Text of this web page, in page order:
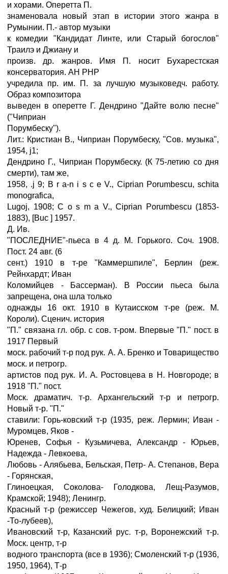
и хорами. Оперетта П.
знаменовала новый этап в истории этого жанра в
Румынии. П.- автор музыки
к комедии "Кандидат Линте, или Старый богослов"
Траилэ и Джиану и
произв. др. жанров. Имя П. носит Бухарестская
консерватория. АН РНР
учредила пр. им. П. за лучшую музыковедч. работу.
Образ композитора
выведен в оперетте Г. Дендрино "Дайте волю песне"
("Чиприан
Порумбеску").
Лит.: Кристиан В., Чиприан Порумбеску, "Сов. музыка",
1954, ј1;
Дендрино Г., Чиприан Порумбеску. (К 75-летию со дня
смерти), там же,
1958, .ј 9; В r a-n i s c e V., Ciprian Porumbescu, schita
monografica,
Lugoj, 1908; C o s m a V., Ciprian Porumbescu (1853-
1883), [Buc ] 1957.
Д. Ив.
"ПОСЛЕДНИЕ"-пьеса в 4 д. М. Горького. Соч. 1908.
Пост. 24 авг. (6
сент.) 1910 в т-ре "Каммершпиле", Берлин (реж.
Рейнхардт; Иван
Коломийцев - Бассерман). В России пьеса была
запрещена, она шла только
однажды 16 окт. 1910 в Кутаисском т-ре (реж. М.
Короли). Сценич. история
"П." связана гл. обр. с сов. т-ром. Впервые "П." пост. в
1917 Первый
моск. рабочий т-р под рук. А. А. Бренко и Товарищество
моск. и петрогр.
артистов под рук. И. А. Ростовцева в Н. Новгороде; в
1918 "П." пост.
Моск. драматич. т-р. Архангельский т-р и петрогр.
Новый т-р. "П."
ставили: Горь-ковский т-р (1935, реж. Лермин; Иван -
Муромцев, Яков -
Юренев, Софья - Кузьмичева, Александр - Юрьев,
Надежда - Левкоева,
Любовь - Алябьева, Бельская, Петр- А. Степанов, Вера
- Горянская,
Глиноецкая, Соколова- Голодкова, Лещ-Разумов,
Крамской; 1948); Ленингр.
Красный т-р (режиссер Чежегов, худ. Белицкий; Иван
-То-лубеев),
Ивановский т-р, Казанский рус. т-р, Воронежский т-р.
Моск. центр, т-р
водного транспорта (все в 1936); Смоленский т-р (1936,
1950, 1964), Т-р